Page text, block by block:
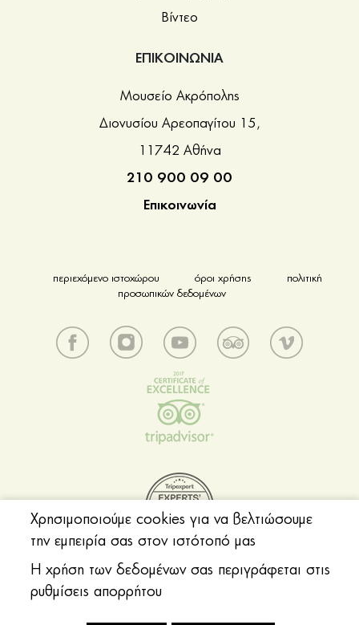
Βίντεο
ΕΠΙΚΟΙΝΩΝΙΑ
Μουσείο Ακρόπολης
Διονυσίου Αρεοπαγίτου 15,
11742 Αθήνα
210 900 09 00
Επικοινωνία
περιεχόμενο ιστοχώρου όροι χρήσης
πολιτική
προσωπικών δεδομένων
© 2018 Acropolis Museum. All rights reserved.
Χρησιμοποιούμε cookies για να βελτιώσουμε
την εμπειρία σας στον ιστότοπό μας
Η χρήση των δεδομένων σας περιγράφεται στις
ρυθμίσεις απορρήτου